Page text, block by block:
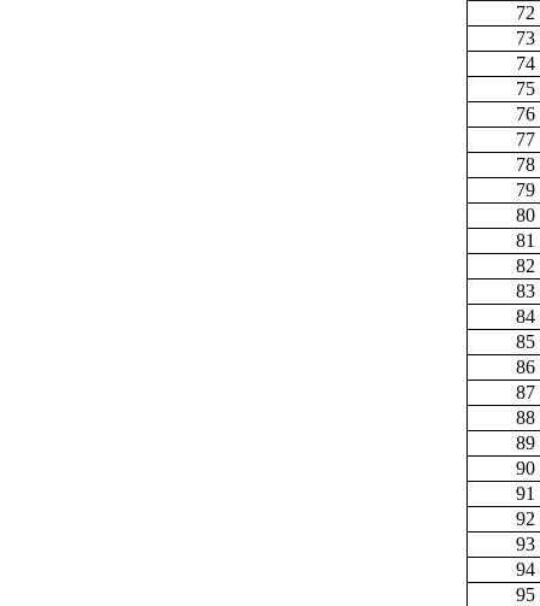
72
73
74
75
76
77
78
79
80
81
82
83
84
85
86
87
88
89
90
91
92
93
94
95